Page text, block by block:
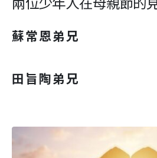
蘇常恩弟兄
田旨陶弟兄